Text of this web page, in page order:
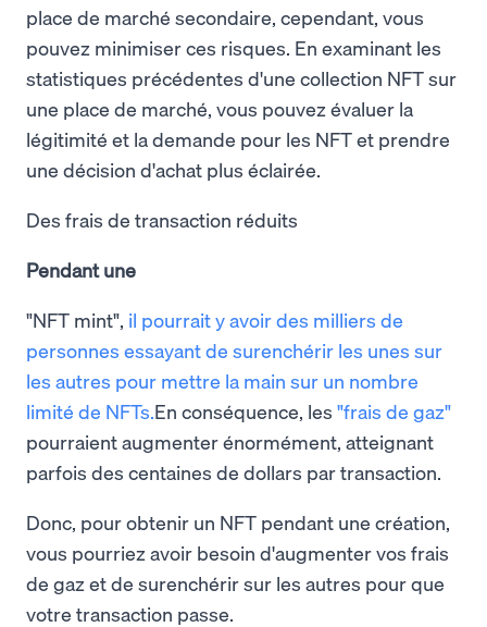
place de marché secondaire, cependant, vous
pouvez minimiser ces risques. En examinant les
statistiques précédentes d'une collection NFT sur
une place de marché, vous pouvez évaluer la
légitimité et la demande pour les NFT et prendre
une décision d'achat plus éclairée.
Des frais de transaction réduits
Pendant une
"NFT mint", il pourrait y avoir des milliers de
personnes essayant de surenchérir les unes sur
les autres pour mettre la main sur un nombre
limité de NFTs. En conséquence, les "frais de gaz"
pourraient augmenter énormément, atteignant
parfois des centaines de dollars par transaction.
Donc, pour obtenir un NFT pendant une création,
vous pourriez avoir besoin d'augmenter vos frais
de gaz et de surenchérir sur les autres pour que
votre transaction passe.